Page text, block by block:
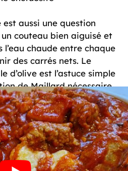
aussi une question
couteau bien aiguisé et
chaude entre chaque
des carrés nets. Le
d’olive est l’astuce simple
de Maillard nécessaire
croûte invitante. Enfin, le
valorise l’uniformité
à des bouchées qui
: rustique,
Elles se prêtent à de